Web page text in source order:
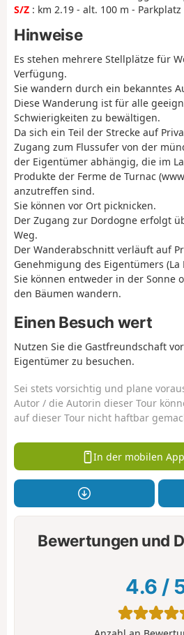
S/Z : km 2.19 - alt. 100 m -
Hinweise
Es stehen mehrere Stellplätze für
Verfügung.
Sie wandern durch ein bekanntes
Diese Wanderung ist für alle
Schwierigkeiten zu bewältigen.
Da sich ein Teil der Strecke auf
Zugang zum Flussufer von der
der Eigentümer abhängig, die im
Produkte der Ferme de Turnac
anzutreffen sind.
Sie können vor Ort picknicken.
Der Zugang zur Dordogne erfolgt
Weg.
Der Wanderabschnitt verläuft auf
Genehmigung des Eigentümers (La
Sie können entweder in der Sonne
den Bäumen wandern.
Einen Besuch wert
Nutzen Sie die Gastfreundschaft
Eigentümer zu besuchen.
Sei stets vorsichtig und plane
Autor / die Autorin dieser Tour
auf dieser Tour nicht haftbar
In der mobilen
Bewertungen und
4.6 /